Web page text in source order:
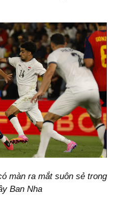
màn ra mắt suôn sẻ trong
Ban Nha